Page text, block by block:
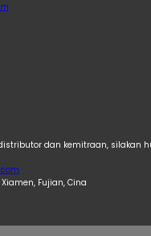
dan kemitraan, silakan
Fujian, Cina